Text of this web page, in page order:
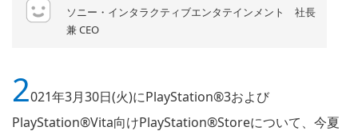
ソニー・インタラクティブエンタテインメント 社長
兼 CEO
2021年3月30日(火)にPlayStation®3および
PlayStation®Vita向けPlayStation®Storeについて、今夏